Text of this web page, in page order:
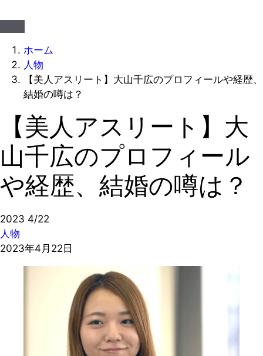
ホーム
人物
【美人アスリート】大山千広のプロフィールや経歴、
結婚の噂は？
【美人アスリート】大
山千広のプロフィール
や経歴、結婚の噂は？
2023 4/22
人物
2023年4月22日